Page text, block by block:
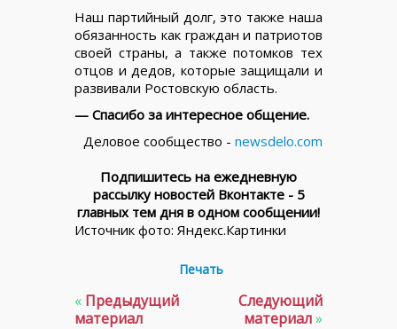
Наш партийный долг, это также наша
обязанность как граждан и патриотов
своей страны, а также потомков тех
отцов и дедов, которые защищали и
развивали Ростовскую область.
— Спасибо за интересное общение.
Деловое сообщество - newsdelo.com
Подпишитесь на ежедневную
рассылку новостей Вконтакте - 5
главных тем дня в одном сообщении!
Источник фото: Яндекс.Картинки
Печать
« Предыдущий
материал
Следующий
материал»